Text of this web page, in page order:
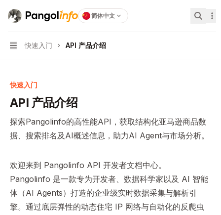
Pangolinfohome page简体中文
搜索...
Navigation
快速入门 API 产品介绍
快速入门
API 产品介绍
探索Pangolinfo的高性能API，获取结构化亚马逊商品数
据、搜索排名及AI概述信息，助力AI Agent与市场分析。
欢迎来到 Pangolinfo API 开发者文档中心。
Pangolinfo 是一款专为开发者、数据科学家以及 AI 智能
体（AI Agents）打造的企业级实时数据采集与解析引
擎。通过底层弹性的动态住宅 IP 网络与自动化的反爬虫